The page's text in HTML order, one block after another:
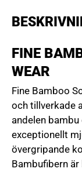
FINE
WEAR
Fine Bamboo
och tillverkade
andelen
exceptionellt
övergripande
Bambufibern